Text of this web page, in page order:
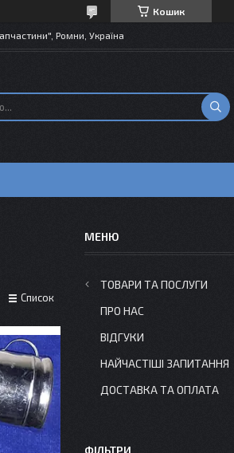
Кошик
Ромни, Україна
Список
ТОВАРИ ТА ПОСЛУГИ
ПРО НАС
ВІДГУКИ
НАЙЧАСТІШІ ЗАПИТАННЯ
ДОСТАВКА ТА ОПЛАТА
ФІЛЬТРИ